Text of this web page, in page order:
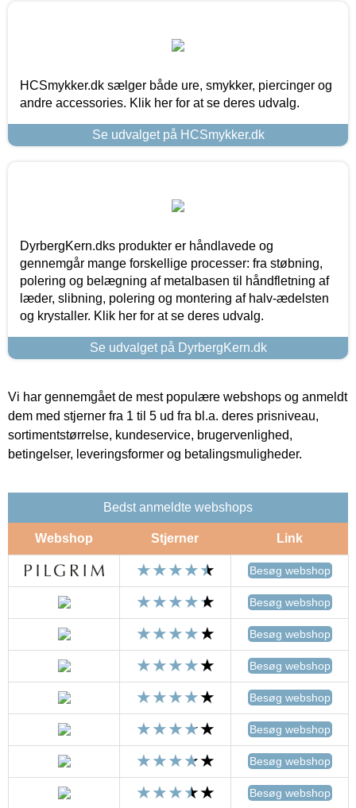
HCSmykker.dk sælger både ure, smykker, piercinger og
andre accessories. Klik her for at se deres udvalg.
Se udvalget på HCSmykker.dk
DyrbergKern.dks produkter er håndlavede og
gennemgår mange forskellige processer: fra støbning,
polering og belægning af metalbasen til håndfletning af
læder, slibning, polering og montering af halv-ædelsten
og krystaller. Klik her for at se deres udvalg.
Se udvalget på DyrbergKern.dk
Vi har gennemgået de mest populære webshops og anmeldt
dem med stjerner fra 1 til 5 ud fra bl.a. deres prisniveau,
sortimentstørrelse, kundeservice, brugervenlighed,
betingelser, leveringsformer og betalingsmuligheder.
Bedst anmeldte webshops
Webshop Stjerner Link
Besøg webshop
Besøg webshop
Besøg webshop
Besøg webshop
Besøg webshop
Besøg webshop
Besøg webshop
Besøg webshop